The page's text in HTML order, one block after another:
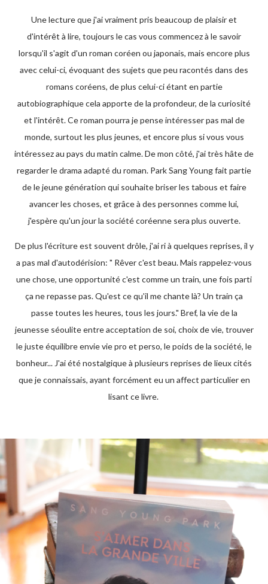
Une lecture que j'ai vraiment pris beaucoup de plaisir et
d'intérêt à lire, toujours le cas vous commencez à le savoir
lorsqu'il s'agit d'un roman coréen ou japonais, mais encore plus
avec celui-ci, évoquant des sujets que peu racontés dans des
romans coréens, de plus celui-ci étant en partie
autobiographique cela apporte de la profondeur, de la curiosité
et l'intérêt. Ce roman pourra je pense intéresser pas mal de
monde, surtout les plus jeunes, et encore plus si vous vous
intéressez au pays du matin calme. De mon côté, j'ai très hâte de
regarder le drama adapté du roman. Park Sang Young fait partie
de le jeune génération qui souhaite briser les tabous et faire
avancer les choses, et grâce à des personnes comme lui,
j'espère qu'un jour la société coréenne sera plus ouverte.
De plus l'écriture est souvent drôle, j'ai ri à quelques reprises, il y
a pas mal d'autodérision: " Rêver c'est beau. Mais rappelez-vous
une chose, une opportunité c'est comme un train, une fois parti
ça ne repasse pas. Qu'est ce qu'il me chante là? Un train ça
passe toutes les heures, tous les jours." Bref, la vie de la
jeunesse séoulite entre acceptation de soi, choix de vie, trouver
le juste équilibre envie vie pro et perso, le poids de la société, le
bonheur... J'ai été nostalgique à plusieurs reprises de lieux cités
que je connaissais, ayant forcément eu un affect particulier en
lisant ce livre.